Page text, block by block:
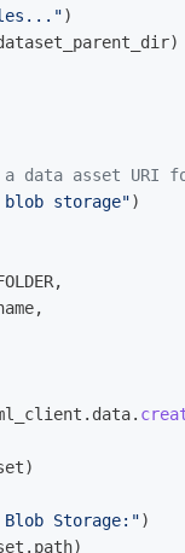
")
)
storage")
,
,
. data.
)
Storage: ")
. path)